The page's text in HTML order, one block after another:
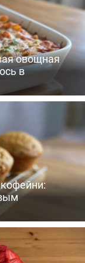
овощная
в